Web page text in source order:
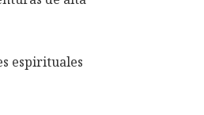
espirituales